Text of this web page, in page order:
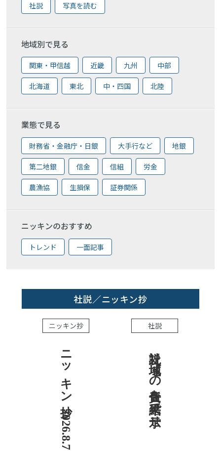
社説 写真を読む
地域別で見る
関東・甲信越 近畿 九州 中部
北海道 東北 中・四国 北陸
業態で見る
財務省・金融庁・日銀 大手行など 地銀
第二地銀 信金 信組 労金
農漁協 生損保 証券関係
ニッキンのおすすめ
トレンド 一面記事
社説／ニッキン抄
ニッキン抄
ニッキン抄 2026.8.7
社説
社説 地域への責任を結果で示せ